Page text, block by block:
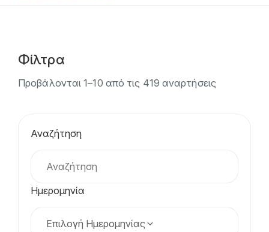
Φίλτρα
Προβάλονται1–10 από τις 419 αναρτήσεις
Αναζήτηση
Ημερομηνία
Επιλογή Ημερομηνίας